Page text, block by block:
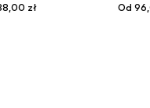
zł Od